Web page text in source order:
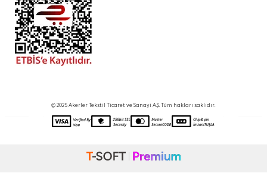
© 2025 Akerler Tekstil Ticaret ve Sanayi A.Ş. Tüm hakları saklıdır.